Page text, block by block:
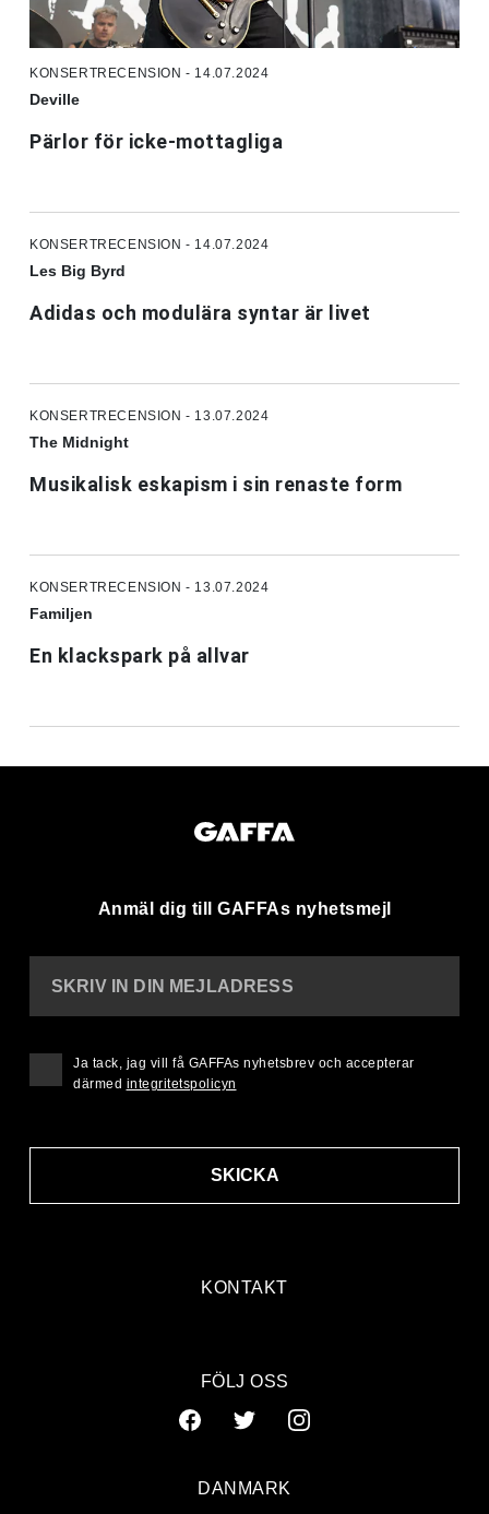
KONSERTRECENSION - 14.07.2024
Deville
Pärlor för icke-mottagliga
KONSERTRECENSION - 14.07.2024
Les Big Byrd
Adidas och modulära syntar är livet
KONSERTRECENSION - 13.07.2024
The Midnight
Musikalisk eskapism i sin renaste form
KONSERTRECENSION - 13.07.2024
Familjen
En klackspark på allvar
Anmäl dig till GAFFAs nyhetsmejl
KONTAKT
SKRIV IN DIN MEJLADRESS
SKICKA
Ja tack, jag vill få GAFFAs nyhetsbrev och accepterar
därmed integritetspolicyn
FÖLJ OSS
DANMARK